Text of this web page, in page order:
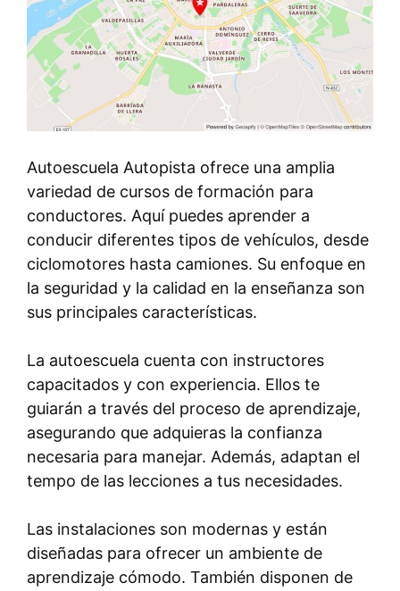
Autoescuela Autopista ofrece una amplia
variedad de cursos de formación para
conductores. Aquí puedes aprender a
conducir diferentes tipos de vehículos, desde
ciclomotores hasta camiones. Su enfoque en
la seguridad y la calidad en la enseñanza son
sus principales características.
La autoescuela cuenta con instructores
capacitados y con experiencia. Ellos te
guiarán a través del proceso de aprendizaje,
asegurando que adquieras la confianza
necesaria para manejar. Además, adaptan el
tempo de las lecciones a tus necesidades.
Las instalaciones son modernas y están
diseñadas para ofrecer un ambiente de
aprendizaje cómodo. También disponen de